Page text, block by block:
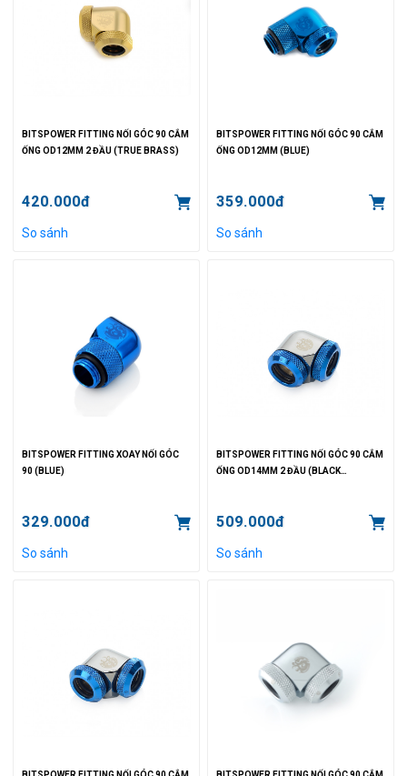
BITSPOWER FITTING NỐI GÓC 90 CẮM
ỐNG OD12MM 2 ĐẦU (TRUE BRASS)
420.000đ
So sánh
BITSPOWER FITTING NỐI GÓC 90 CẮM
ỐNG OD12MM (BLUE)
359.000đ
So sánh
BITSPOWER FITTING XOAY NỐI GÓC
90 (BLUE)
329.000đ
So sánh
BITSPOWER FITTING NỐI GÓC 90 CẮM
ỐNG OD14MM 2 ĐẦU (BLACK
509.000đ
So sánh